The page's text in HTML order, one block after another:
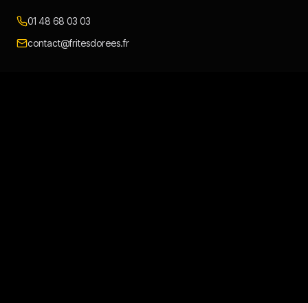
01 48 68 03 03
contact@fritesdorees.fr